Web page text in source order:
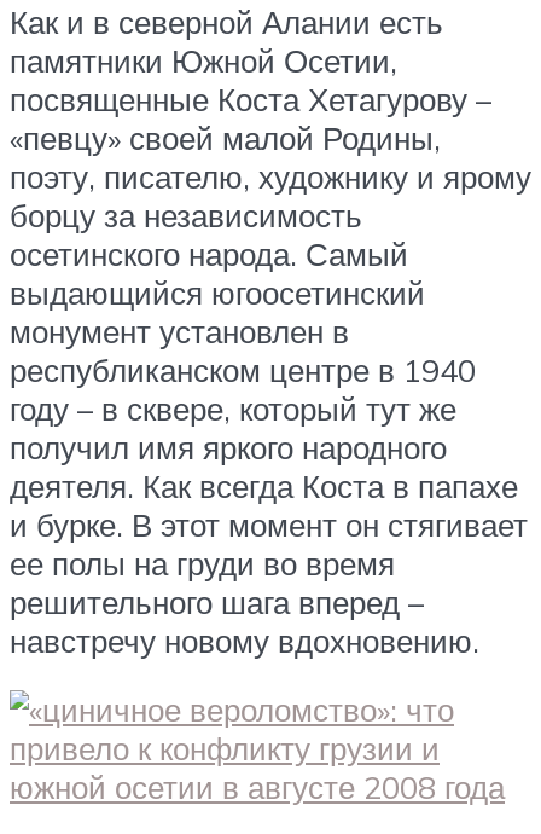
Как и в северной Алании есть
памятники Южной Осетии,
посвященные Коста Хетагурову –
«певцу» своей малой Родины,
поэту, писателю, художнику и ярому
борцу за независимость
осетинского народа. Самый
выдающийся югоосетинский
монумент установлен в
республиканском центре в 1940
году – в сквере, который тут же
получил имя яркого народного
деятеля. Как всегда Коста в папахе
и бурке. В этот момент он стягивает
ее полы на груди во время
решительного шага вперед –
навстречу новому вдохновению.